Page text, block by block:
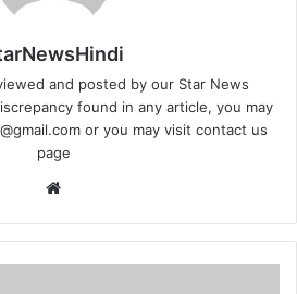
and posted by our Star News
found in any article, you may
or you may visit contact us
page